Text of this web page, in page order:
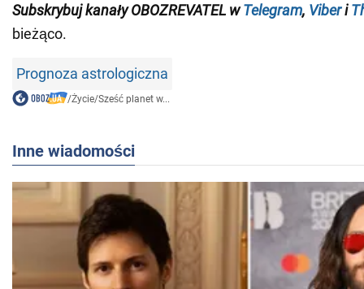
Subskrybuj kanały OBOZREVATEL w Telegram, Viberi
bieżąco.
Prognoza astrologiczna
/Życie/Sześć planet w...
Inne wiadomości